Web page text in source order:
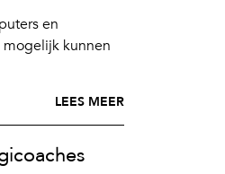
en
kunnen
LEES MEER